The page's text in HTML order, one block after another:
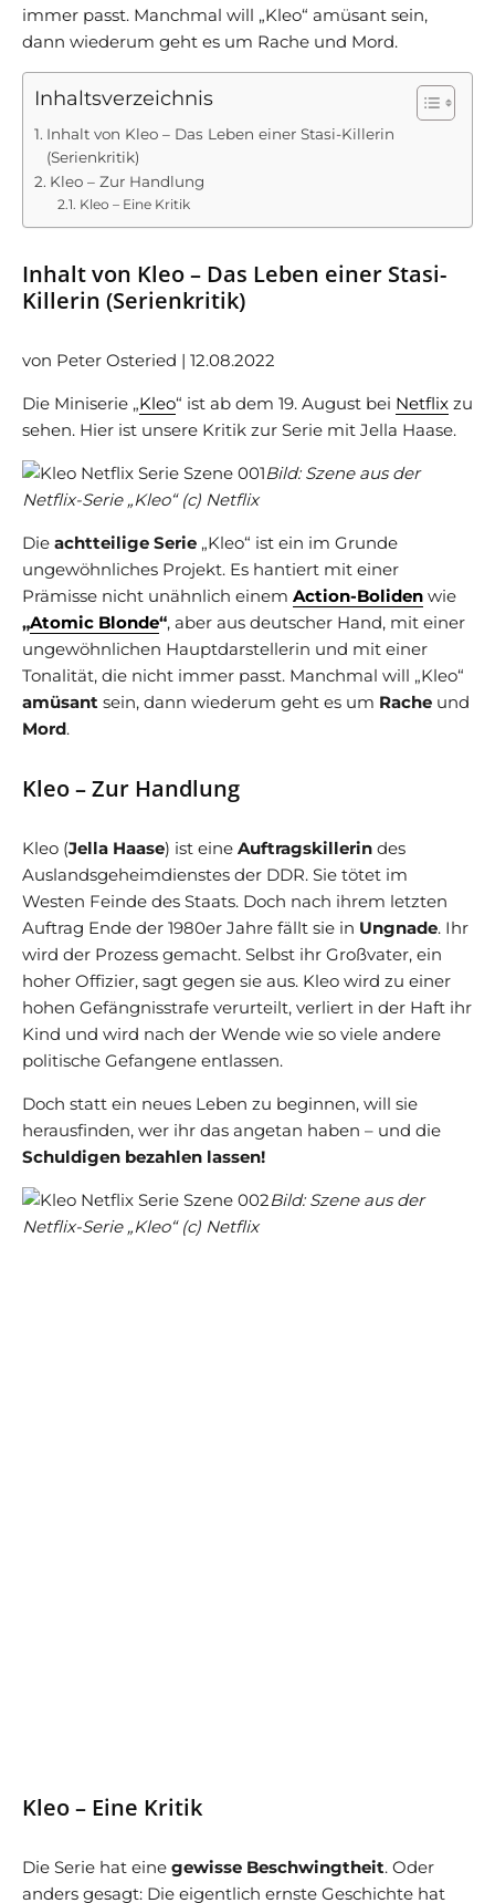
immer passt. Manchmal will „Kleo“ amüsant sein,
dann wiederum geht es um Rache und Mord.
Inhaltsverzeichnis
Inhalt von Kleo – Das Leben einer Stasi-Killerin
(Serienkritik)
Kleo – Zur Handlung
Kleo – Eine Kritik
Inhalt von Kleo – Das Leben einer Stasi-
Killerin (Serienkritik)
von Peter Osteried | 12.08.2022
Die Miniserie „Kleo“ ist ab dem 19. August bei Netflix zu
sehen. Hier ist unsere Kritik zur Serie mit Jella Haase.
Bild: Szene aus der
Netflix-Serie „Kleo“ (c) Netflix
Die achtteilige Serie „Kleo“ ist ein im Grunde
ungewöhnliches Projekt. Es hantiert mit einer
Prämisse nicht unähnlich einem Action-Boliden wie
„Atomic Blonde“, aber aus deutscher Hand, mit einer
ungewöhnlichen Hauptdarstellerin und mit einer
Tonalität, die nicht immer passt. Manchmal will „Kleo“
amüsant sein, dann wiederum geht es um Rache und
Mord.
Kleo – Zur Handlung
Kleo (Jella Haase) ist eine Auftragskillerin des
Auslandsgeheimdienstes der DDR. Sie tötet im
Westen Feinde des Staats. Doch nach ihrem letzten
Auftrag Ende der 1980er Jahre fällt sie in Ungnade. Ihr
wird der Prozess gemacht. Selbst ihr Großvater, ein
hoher Offizier, sagt gegen sie aus. Kleo wird zu einer
hohen Gefängnisstrafe verurteilt, verliert in der Haft ihr
Kind und wird nach der Wende wie so viele andere
politische Gefangene entlassen.
Doch statt ein neues Leben zu beginnen, will sie
herausfinden, wer ihr das angetan haben – und die
Schuldigen bezahlen lassen!
Bild: Szene aus der
Netflix-Serie „Kleo“ (c) Netflix
Kleo – Eine Kritik
Die Serie hat eine gewisse Beschwingtheit. Oder
anders gesagt: Die eigentlich ernste Geschichte hat